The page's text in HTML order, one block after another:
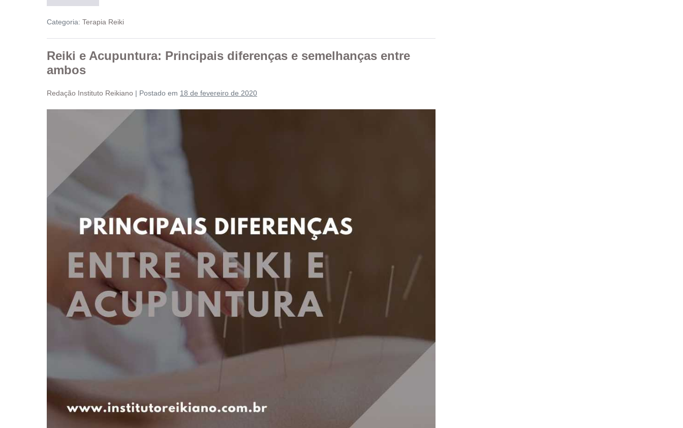
Categoria: Terapia Reiki
Reiki e Acupuntura: Principais diferenças e semelhanças entre
ambos
Redação Instituto Reikiano | Postado em 18 de fevereiro de 2020